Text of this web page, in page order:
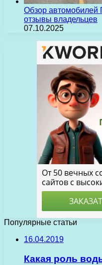
Обзор автомобилей
отзывы владельцев
07.10.2025
Популярные статьи
16.04.2019
Какая роль